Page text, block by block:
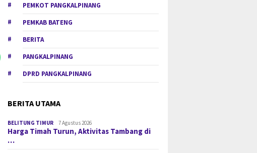
PEMKOT PANGKALPINANG
PEMKAB BATENG
BERITA
PANGKALPINANG
DPRD PANGKALPINANG
BERITA UTAMA
BELITUNG TIMUR 7 Agustus 2026
Harga Timah Turun, Aktivitas Tambang di
…